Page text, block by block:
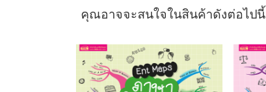
คุณอาจจะสนใจในสินค้าดังต่อไปนี้